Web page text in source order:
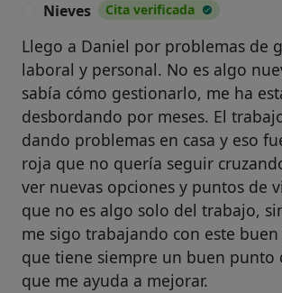
Nieves Cita verificada
Llego a Daniel por problemas de
laboral y personal. No es algo
sabía cómo gestionarlo, me ha
desbordando por meses. El
dando problemas en casa y eso
roja que no quería seguir
ver nuevas opciones y puntos de
que no es algo solo del trabajo,
me sigo trabajando con este
que tiene siempre un buen punto
que me ayuda a mejorar.